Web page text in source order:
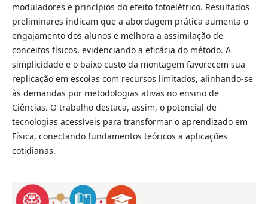
moduladores e princípios do efeito fotoelétrico. Resultados
preliminares indicam que a abordagem prática aumenta o
engajamento dos alunos e melhora a assimilação de
conceitos físicos, evidenciando a eficácia do método. A
simplicidade e o baixo custo da montagem favorecem sua
replicação em escolas com recursos limitados, alinhando-se
às demandas por metodologias ativas no ensino de
Ciências. O trabalho destaca, assim, o potencial de
tecnologias acessíveis para transformar o aprendizado em
Física, conectando fundamentos teóricos a aplicações
cotidianas.